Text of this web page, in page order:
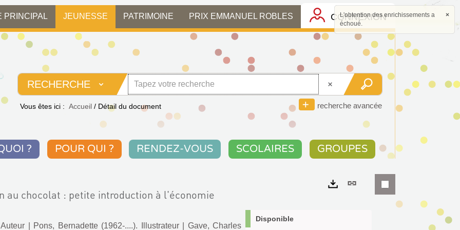
PRINCIPAL JEUNESSE PATRIMOINE PRIX EMMANUEL ROBLES CONNEXION
RECHERCHE
recherche avancée
Vous êtes ici : Accueil / Détail du document
? POUR QUI ? RENDEZ-VOUS SCOLAIRES GROUPES
au chocolat : petite introduction à l'économie
Pons, Bernadette (1962-....). Illustrateur| Gave, Charles
Lien
permanent
Disponible
×
L'obtention des enrichissements a
échoué.